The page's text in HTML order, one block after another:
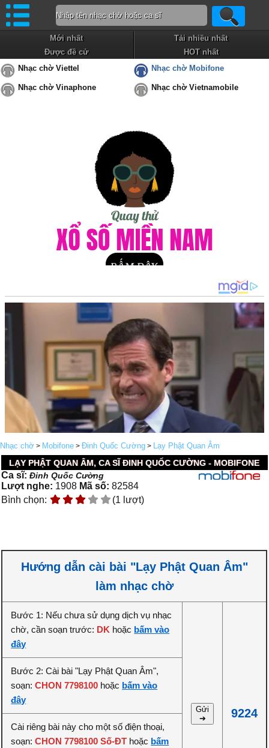
Mới nhất
Tải nhiều nhất
Được đề cử
HOT nhất
Nhạc chờ Viettel
Nhạc chờ Mobifone
Nhạc chờ Vinaphone Nhạc chờ Vietnamobile
Nhạc chờ > Mobifone > Đinh Quốc Cường > Lạy Phật Quan Âm
LẠY PHẬT QUAN ÂM, CA SĨ ĐINH QUỐC CƯỜNG - MOBIFONE
Ca sĩ:Đinh Quốc Cường
Lượt nghe: 1908 Mã số: 82584
Bình chọn:
(1 lượt)
Hướng dẫn cài bài "Lạy Phật Quan Âm"
làm nhạc chờ
Bước 1: Nếu chưa sử dụng dịch vụ nhạc
chờ, cần soạn trước: DK hoặc bấm vào
đây
Gửi
➔
9224
Bước 2: Cài bài "Lạy Phật Quan Âm",
soạn:CHON 7798100 hoặc bấm vào
đây
Cài riêng bài này cho một số điện thoại,
soạn:CHON 7798100 Số-ĐT hoặc bấm